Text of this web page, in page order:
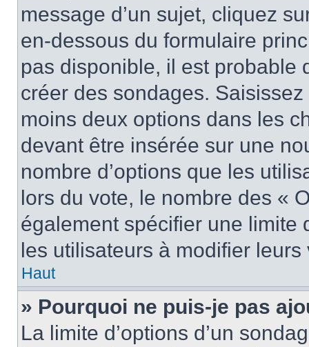
message d’un sujet, cliquez
en-dessous du formulaire
pas disponible, il est probable
créer des sondages.
moins deux options dans les
devant être insérée sur une
nombre d’options que les
lors du vote, le nombre des «
également spécifier une limite
les utilisateurs à modifier leurs
Haut
» Pourquoi ne puis-je pas
La limite d’options d’un